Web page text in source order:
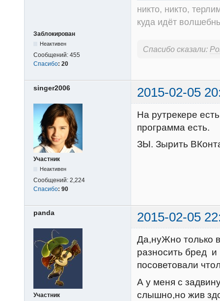
Заблокирован
Неактивен
Сообщений: 455
Спасибо: 20
никто, никто,
куда идёт
Спасибо сказали:
singer2006 2015-02-05
Участник
Неактивен
Сообщений: 2,224
Спасибо: 90
На рутрекере
программа есть.
ЗЫ. Зырить
panda 2015-02-05
Участник
Да,нуЖно только
разносить бред
посоветовали
А у меня с
слышно,но жив